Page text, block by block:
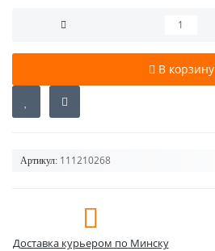
В корзину
Артикул: 111210268
Доставка курьером по Минску